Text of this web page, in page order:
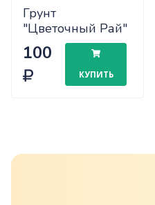
Грунт
"Цветочный Рай"
Цветочный 3л
БХЗ х6/540
100
КУПИТЬ